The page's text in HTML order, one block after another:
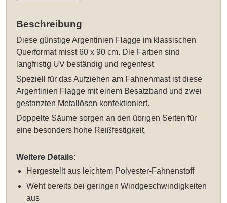
Beschreibung
Diesegünstige Argentinien Flagge im klassischen
Querformat misst 60 x 90 cm. Die Farben sind
langfristig UV beständig und regenfest.
Speziell für das Aufziehen am Fahnenmast ist diese
Argentinien Flagge mit einem Besatzband und zwei
gestanzten Metallösen konfektioniert.
Doppelte Säume sorgen an den übrigen Seiten für
eine besonders hohe Reißfestigkeit.
Weitere Details:
Hergestellt aus leichtem Polyester-Fahnenstoff
Weht bereits bei geringen Windgeschwindigkeiten
aus